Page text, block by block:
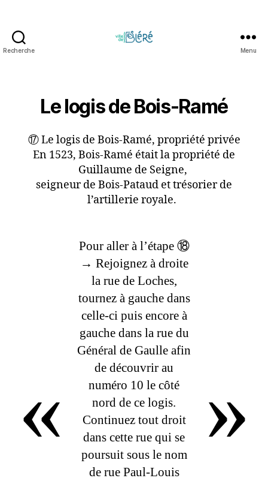
Recherche
parcours
d'orientation
la
Ville
de
Bléré
Menu
Le logis de Bois-Ramé
⑰ Le logis de Bois-Ramé, propriété privée
En 1523, Bois-Ramé était la propriété de
Guillaume de Seigne,
seigneur de Bois-Pataud et trésorier de
l’artillerie royale.
«
Pour aller à l’étape ⑱
→ Rejoignez à droite
la rue de Loches,
tournez à gauche dans
celle-ci puis encore à
gauche dans la rue du
Général de Gaulle afin
de découvrir au
numéro 10 le côté
nord de ce logis.
Continuez tout droit
dans cette rue qui se
poursuit sous le nom
de rue Paul-Louis
»